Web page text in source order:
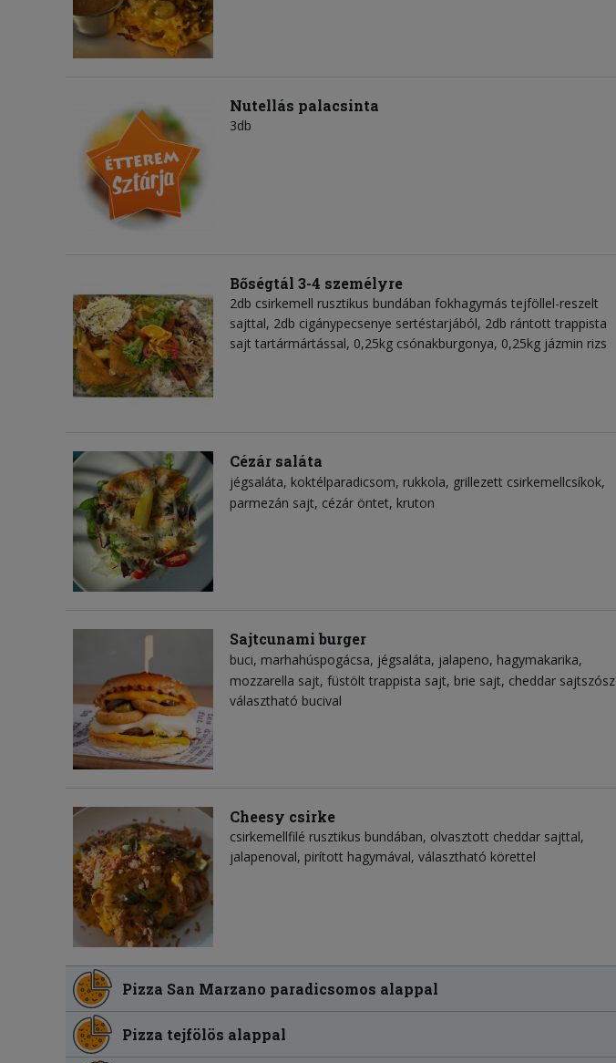
Nutellás palacsinta
3db
Bőségtál 3-4 személyre
2db csirkemell rusztikus bundában fokhagymás tejföllel-reszelt
sajttal, 2db cigánypecsenye sertéstarjából, 2db rántott trappista
sajt tartármártással, 0,25kg csónakburgonya, 0,25kg jázmin rizs
Cézár saláta
jégsaláta koktélparadicsom rukkola grillezett csirkemellcsíkok
parmezán sajt cézár öntet kruton
Sajtcunami burger
buci marhahúspogácsa jégsaláta jalapeno hagymakarika
mozzarella sajt füstölt trappista sajt brie sajt cheddar sajtszósz
választható bucival
Cheesy csirke
csirkemellfilé rusztikus bundában, olvasztott cheddar sajttal,
jalapenoval, pirított hagymával, választható körettel
Pizza San Marzano paradicsomos alappal
Pizza tejfölös alappal